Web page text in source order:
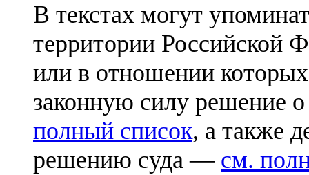
В текстах могут
территории Российской
или в отношении
законную силу решение
полный список, а также
решению суда — см.